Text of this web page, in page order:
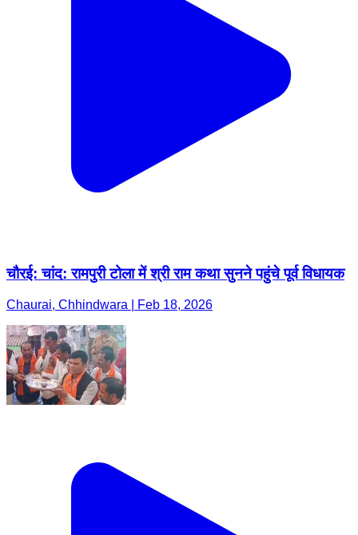
चौरई: चांद: रामपुरी टोला में श्री राम कथा सुनने पहुंचे पूर्व विधायक
Chaurai, Chhindwara | Feb 18, 2026